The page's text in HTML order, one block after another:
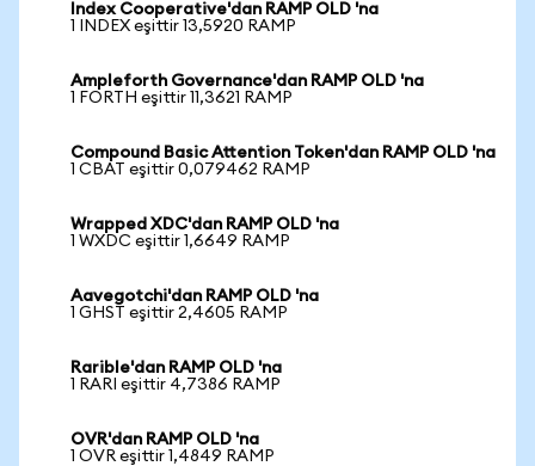
Index Cooperative'dan RAMP OLD 'na
1 INDEX eşittir 13,5920 RAMP
Ampleforth Governance'dan RAMP OLD 'na
1 FORTH eşittir 11,3621 RAMP
Compound Basic Attention Token'dan RAMP OLD 'na
1 CBAT eşittir 0,079462 RAMP
Wrapped XDC'dan RAMP OLD 'na
1 WXDC eşittir 1,6649 RAMP
Aavegotchi'dan RAMP OLD 'na
1 GHST eşittir 2,4605 RAMP
Rarible'dan RAMP OLD 'na
1 RARI eşittir 4,7386 RAMP
OVR'dan RAMP OLD 'na
1 OVR eşittir 1,4849 RAMP